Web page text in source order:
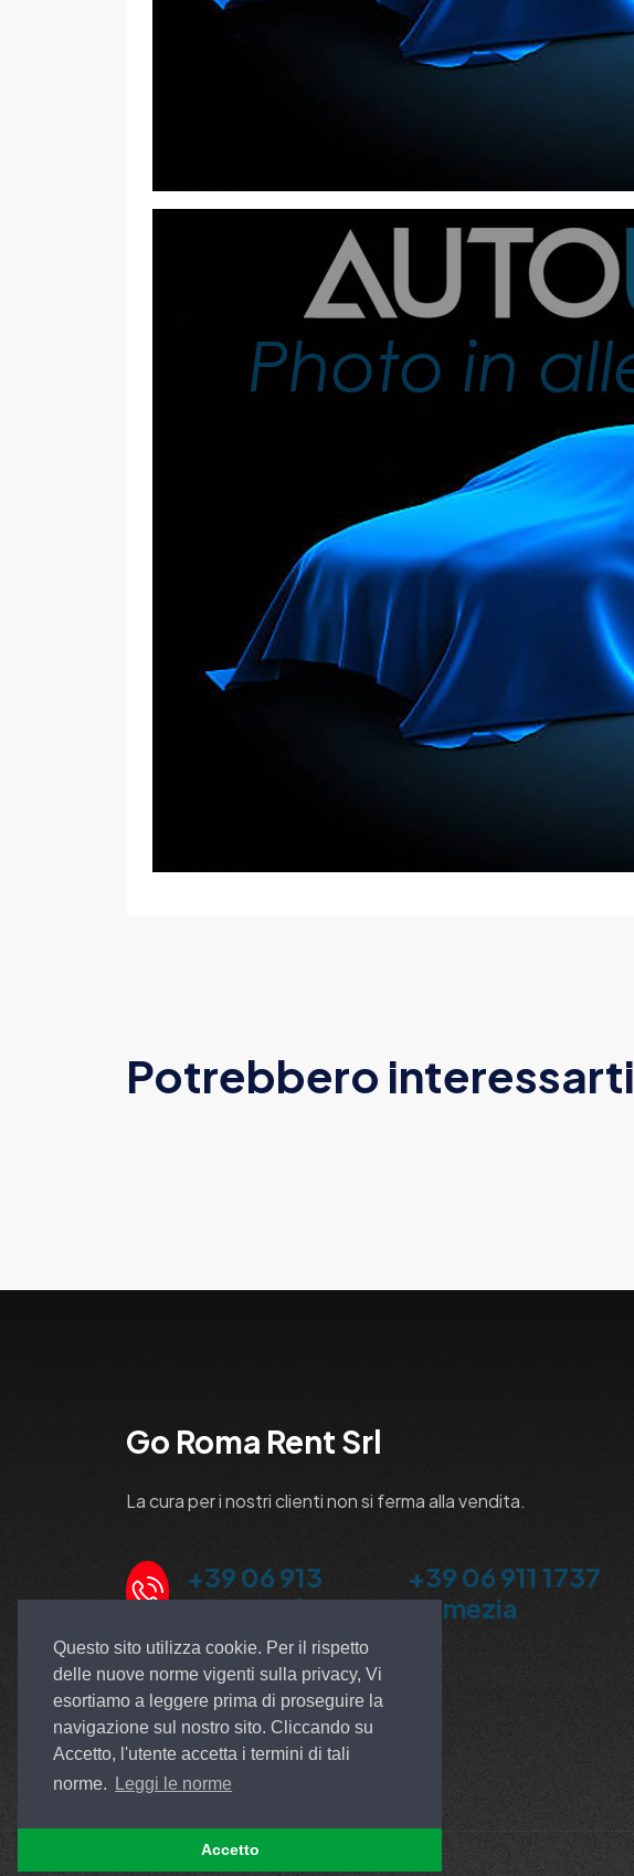
Questo sito utilizza cookie. Per il rispetto
delle nuove norme vigenti sulla privacy, Vi
esortiamo a leggere prima di proseguire la
navigazione sul nostro sito. Cliccando su
Accetto, l'utente accetta i termini di tali
norme.
Leggi le norme
Accetto
Potrebbero interessarti
Go Roma Rent Srl
La cura per i nostri clienti non si ferma alla vendita.
+39 06 913
5100 Ardea
+39 06 911 1737
Pomezia
© All rights reserved. Made by